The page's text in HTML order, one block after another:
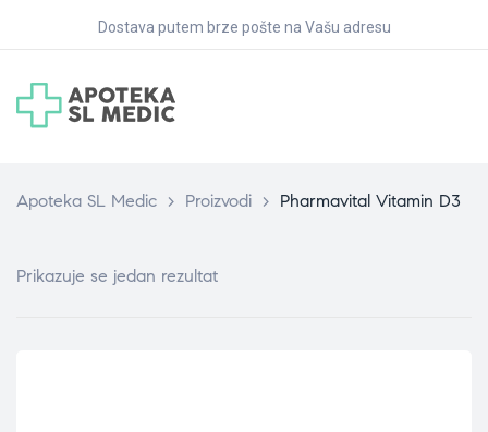
Dostava putem brze pošte na Vašu adresu
Apoteka SL Medic > Proizvodi > Pharmavital Vitamin D3
Prikazuje se jedan rezultat